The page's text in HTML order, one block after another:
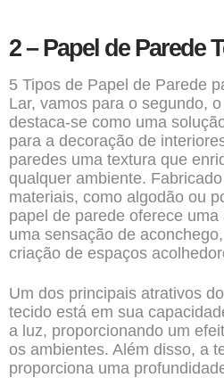
2 – Papel de Parede
5 Tipos de Papel de Parede
Lar, vamos para o segundo,
destaca-se como uma
para a decoração de
paredes uma textura que
qualquer ambiente.
materiais, como algodão ou
papel de parede oferece
uma sensação de
criação de espaços
Um dos principais atrativos
tecido está em sua
a luz, proporcionando um
os ambientes. Além disso, a
proporciona uma